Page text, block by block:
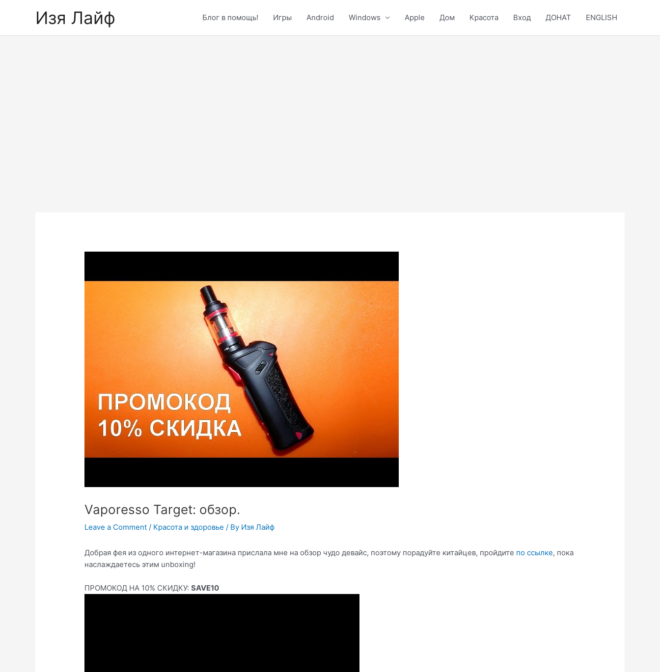
Изя Лайф Блог в помощь! Игры Android Windows Apple Дом Красота Вход ДОНАТ ENGLISH
Vaporesso Target: обзор.
Leave a Comment / Красота и здоровье / By Изя Лайф
Добрая фея из одного интернет-магазина прислала мне на обзор чудо девайс, поэтому порадуйте китайцев, пройдите по ссылке, пока
наслаждаетесь этим unboxing!
ПРОМОКОД НА 10% СКИДКУ:SAVE10